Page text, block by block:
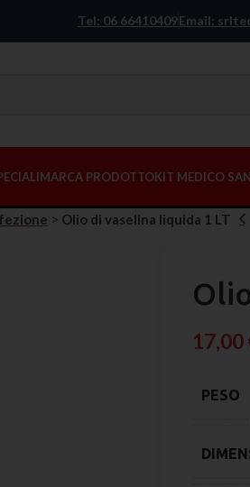
Tel: 06 66410409Email:
MARCA PRODOTTOKIT MEDICO
> Olio di vaselina liquida 1 LT
17,00
PESO